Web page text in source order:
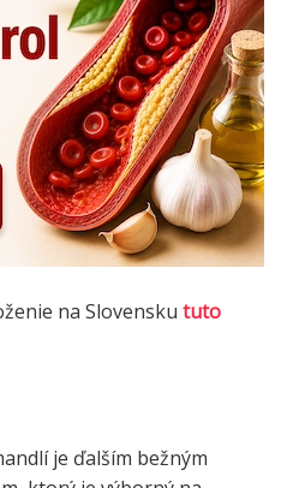
na Slovensku tuto
je ďalším bežným